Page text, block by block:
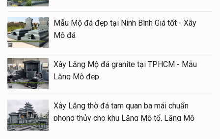
Mẫu Mộ đá đẹp tại Ninh Bình Giá tốt - Xây
Mộ đá
Xây Lăng Mộ đá granite tại TPHCM - Mẫu
Lăng Mộ đẹp
Xây Lăng thờ đá tam quan ba mái chuẩn
phong thủy cho khu Lăng Mộ tổ, Lăng Mộ